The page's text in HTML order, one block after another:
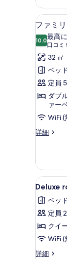
す
べ
て
の
写
真
を
表
す
る
ア
ダ
ブ
ル
ム
の
詳
細
フ
ァ
ミ
リ
ー
ス
イ
ト
の
べ
て
の
写
真
を
表
示
14
ファミ
10.010 点中
最高
口コミ
(口
コ
ミ
5
件)
32 ㎡
ベッ
定員
ダブ
ァー
WiFi (
詳細
フ
ー
ス
イ
ト
の
細
Deluxe
room
with
terrace
の
す
べ
5
Deluxe
ベッ
定員
クイ
WiFi (
詳細
Deluxe